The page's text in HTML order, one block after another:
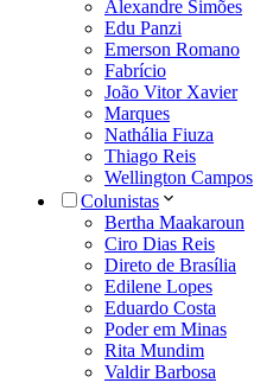
Alexandre Simões
Edu Panzi
Emerson Romano
Fabrício
João Vitor Xavier
Marques
Nathália Fiuza
Thiago Reis
Wellington Campos
Colunistas
Bertha Maakaroun
Ciro Dias Reis
Direto de Brasília
Edilene Lopes
Eduardo Costa
Poder em Minas
Rita Mundim
Valdir Barbosa